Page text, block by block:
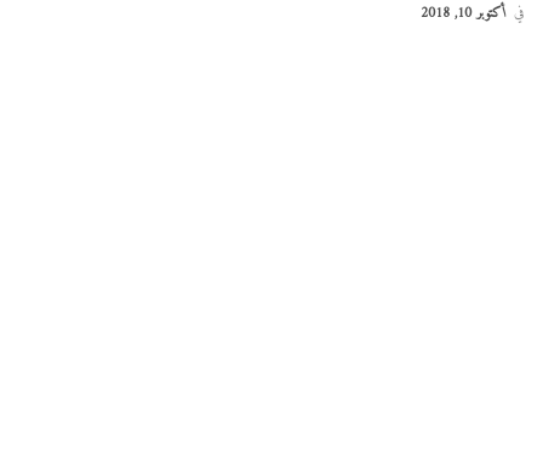
في أكتوبر 10, 2018